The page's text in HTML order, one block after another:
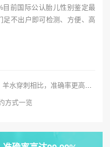
前国际公认胎儿性别鉴定最
不出户即可检测、方便、高
上一篇: 香港验血的方法与B超、羊水穿刺相比，准确率更高、更安全吗？
方式一览